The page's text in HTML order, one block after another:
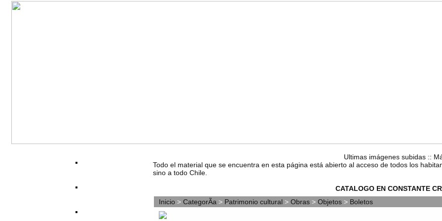
Ultimas imágenes subidas::
Todo el material que se encuentra en esta página está abierto al acceso de todos los
sino a todo Chile.
CATALOGO EN CONSTANTE
Inicio > CategorÃ­a > Patrimonio cultural > Obras > Objetos > Boletos